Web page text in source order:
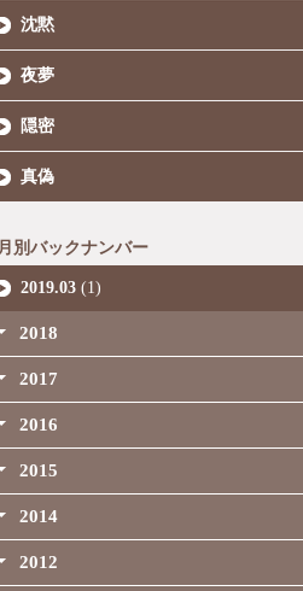
沈黙
夜夢
隠密
真偽
月別バックナンバー
2019.03 (1)
2018
2017
2016
2015
2014
2012